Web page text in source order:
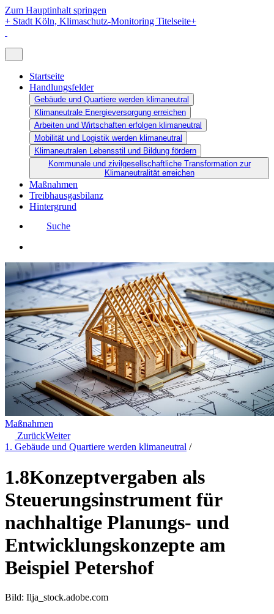
Zum Hauptinhalt springen
+ Stadt Köln, Klimaschutz-Monitoring Titelseite+
Startseite
Handlungsfelder
Gebäude und Quartiere werden klimaneutral
Klimaneutrale Energieversorgung erreichen
Arbeiten und Wirtschaften erfolgen klimaneutral
Mobilität und Logistik werden klimaneutral
Klimaneutralen Lebensstil und Bildung fördern
Kommunale und zivilgesellschaftliche Transformation zur
Klimaneutralität erreichen
Maßnahmen
Treibhausgasbilanz
Hintergrund
Suche
Maßnahmen
ZurückWeiter
1. Gebäude und Quartiere werden klimaneutral /
1.8Konzeptvergaben als
Steuerungsinstrument für
nachhaltige Planungs- und
Entwicklungskonzepte am
Beispiel Petershof
Bild: Ilja_stock.adobe.com